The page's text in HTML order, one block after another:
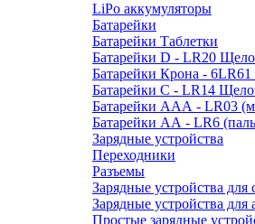
LiPo аккумуляторы
Батарейки
Батарейки Таблетки
Батарейки D - LR20
Батарейки Крона -
Батарейки C - LR14
Батарейки AAA - LR03
Батарейки AA - LR6
Зарядные устройства
Переходники
Разъемы
Зарядные устройства
Зарядные устройства для
Простые зарядные